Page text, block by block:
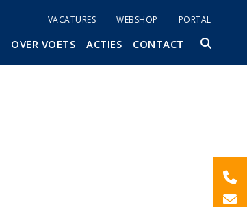
VACATURES WEBSHOP PORTAL
OVER VOETS ACTIES CONTACT